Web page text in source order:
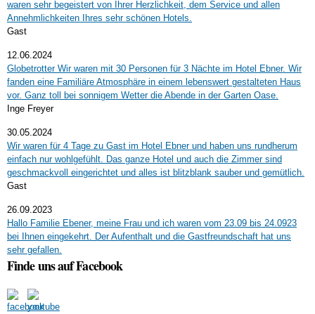
waren sehr begeistert von Ihrer Herzlichkeit, dem Service und allen
Annehmlichkeiten Ihres sehr schönen Hotels.
Gast
12.06.2024
Globetrotter Wir waren mit 30 Personen für 3 Nächte im Hotel Ebner. Wir
fanden eine Familiäre Atmosphäre in einem lebenswert gestalteten Haus
vor. Ganz toll bei sonnigem Wetter die Abende in der Garten Oase.
Inge Freyer
30.05.2024
Wir waren für 4 Tage zu Gast im Hotel Ebner und haben uns rundherum
einfach nur wohlgefühlt. Das ganze Hotel und auch die Zimmer sind
geschmackvoll eingerichtet und alles ist blitzblank sauber und gemütlich.
Gast
26.09.2023
Hallo Familie Ebener, meine Frau und ich waren vom 23.09 bis 24.0923
bei Ihnen eingekehrt. Der Aufenthalt und die Gastfreundschaft hat uns
sehr gefallen.
Finde uns auf Facebook